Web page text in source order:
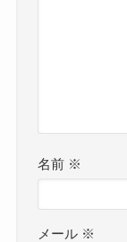
名前 ※
メール ※